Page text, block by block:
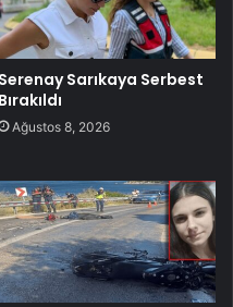
Serenay Sarıkaya Serbest
Bırakıldı
Ağustos 8, 2026